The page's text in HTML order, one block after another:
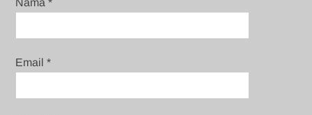
Email*